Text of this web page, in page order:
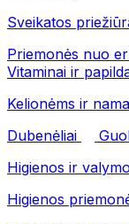
Sveikatos
Priemonės nuo
Vitaminai ir
Kelionėms ir
Dubenėliai
Higienos ir
Higienos